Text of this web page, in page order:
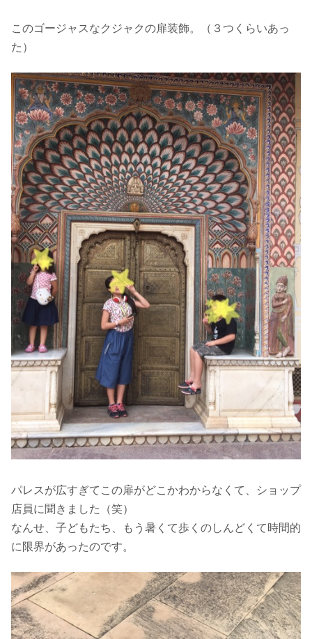
このゴージャスなクジャクの扉装飾。（３つくらいあっ
た）
パレスが広すぎてこの扉がどこかわからなくて、ショップ
店員に聞きました（笑）
なんせ、子どもたち、もう暑くて歩くのしんどくて時間的
に限界があったのです。